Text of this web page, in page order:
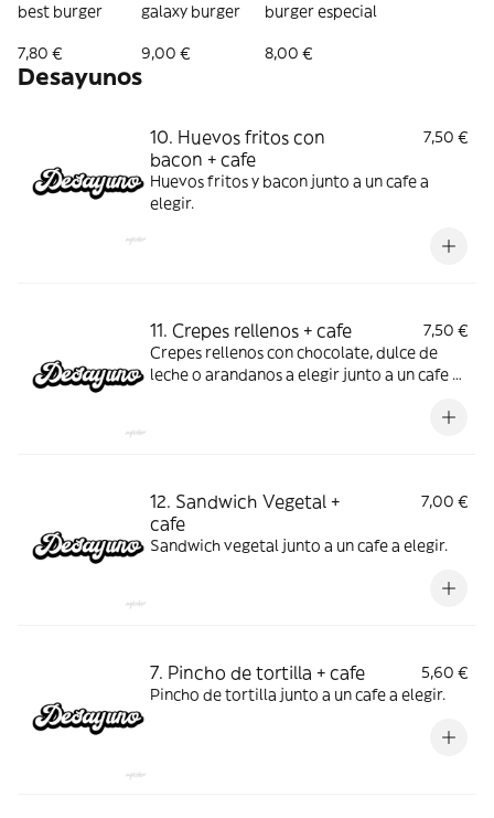
best burger
7,80 €
galaxy burger
9,00 €
burger especial
8,00 €
Desayunos
10. Huevos fritos con
bacon + cafe
7,50 €
Huevos fritos y bacon junto a un cafe a
elegir.
11. Crepes rellenos + cafe
7,50 €
Crepes rellenos con chocolate, dulce de
leche o arandanos a elegir junto a un cafe a
12. Sandwich Vegetal +
cafe
7,00 €
Sandwich vegetal junto a un cafe a elegir.
7. Pincho de tortilla + cafe
5,60 €
Pincho de tortilla junto a un cafe a elegir.